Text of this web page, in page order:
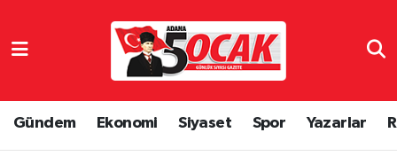
Gündem Ekonomi Siyaset Spor Yazarlar
Adana Nöbetçi Eczaneler